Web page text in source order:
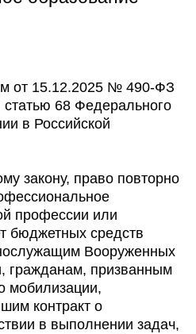
от 15.12.2025 № 490-ФЗ
68 Федерального
в Российской
закону, право повторно
профессии или
бюджетных средств
Вооруженных
гражданам, призванным
мобилизации,
контракт о
в выполнении задач,